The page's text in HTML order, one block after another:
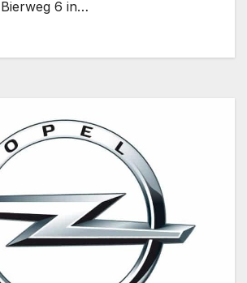
6 in…